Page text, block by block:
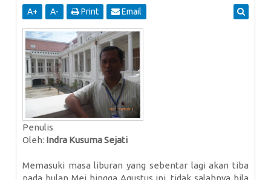
A+ A- Print Email
Penulis
Oleh: Indra Kusuma Sejati
Memasuki masa liburan yang sebentar lagi akan tiba
pada bulan Mei hingga Agustus ini, tidak salahnya bila